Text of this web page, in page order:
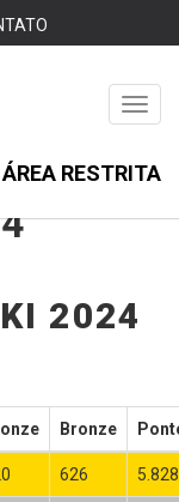
ÁREA RESTRITA
2024
Bronze
626 5.828